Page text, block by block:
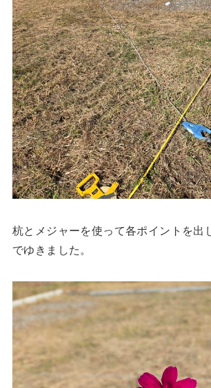
杭とメジャーを使って各ポイントを出
でゆきました。